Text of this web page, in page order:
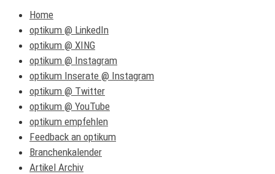
Home
optikum @ LinkedIn
optikum @ XING
optikum @ Instagram
optikum Inserate @ Instagram
optikum @ Twitter
optikum @ YouTube
optikum empfehlen
Feedback an optikum
Branchenkalender
Artikel Archiv